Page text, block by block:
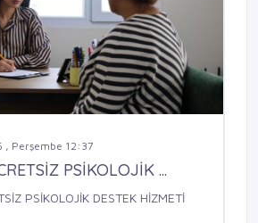
, Perşembe 12:37
PSİKOLOJİK ...
PSİKOLOJİK DESTEK HİZMETİ